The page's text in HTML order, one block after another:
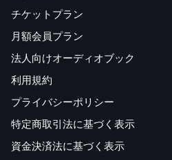
チケットプラン
月額会員プラン
法人向けオーディオブック
利用規約
プライバシーポリシー
特定商取引法に基づく表示
資金決済法に基づく表示